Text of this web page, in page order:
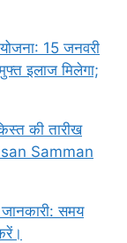
15 जनवरी
इलाज मिलेगा;
की तारीख
Samman
समय